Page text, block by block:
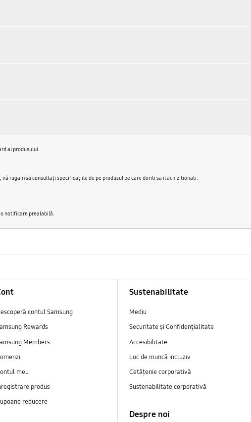
al produsului.
rugam să consultaţi specificaţiile de pe produsul pe care doriti sa il achizitionati.
notificare prealabilă.
contul Samsung
Rewards
Members
meu
produs
reducere
Sustenabilitate
Mediu
Securitate și Confidențialitate
Accesibilitate
Loc de muncă incluziv
Cetățenie corporativă
Sustenabilitate corporativă
Despre noi